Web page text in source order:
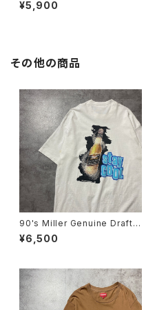
ペンロゴ ブリーチ加工 スウ
¥5,900
その他の商品
90's Miller Genuine Draft
フルーツオブザルームボディ
バックプリント シングルステッ
¥6,500